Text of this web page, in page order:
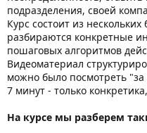
подразделения, своей
Курс состоит из
разбираются конкретные
пошаговых алгоритмов
Видеоматериал
можно было посмотреть
7 минут - только
На курсе мы разберем